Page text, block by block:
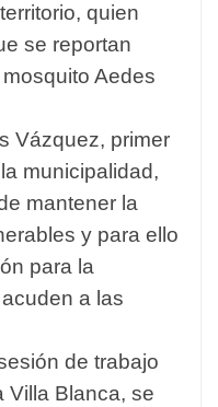
quien
se reportan
Aedes
Vázquez, primer
municipalidad,
mantener la
y para ello
para la
a las
de trabajo
Villa Blanca, se